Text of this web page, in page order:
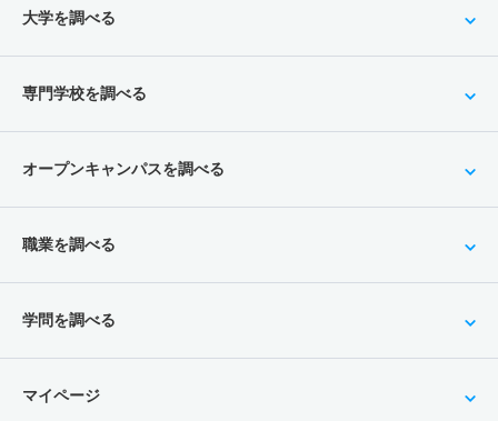
大学を調べる
専門学校を調べる
オープンキャンパスを調べる
職業を調べる
学問を調べる
マイページ